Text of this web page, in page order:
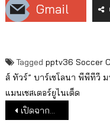
Gmail
Tagged pptv36 Soccer
ส์ ทัวร์” บาร์เซโลนา พีพีทีวี
แมนเชสเตอร์ยูไนเต็ด
แนะแนวเรื่อง
เปิดฉากละคร “จอมโจรดอกไม้ขาว” ตอนแรก 19 ก.ค.นี้